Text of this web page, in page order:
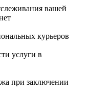
вашей
курьеров
услуги в
при заключении